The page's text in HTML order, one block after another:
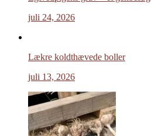
juli 24, 2026
Lækre koldthævede boller
juli 13, 2026